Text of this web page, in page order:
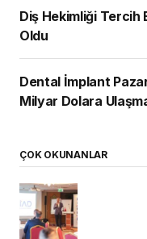
Diş Hekimliği Tercih Edecekler
Oldu
Dental İmplant
Milyar Dolara
ÇOK OKUNANLAR